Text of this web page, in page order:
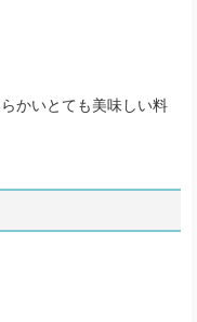
かいとても美味しい料